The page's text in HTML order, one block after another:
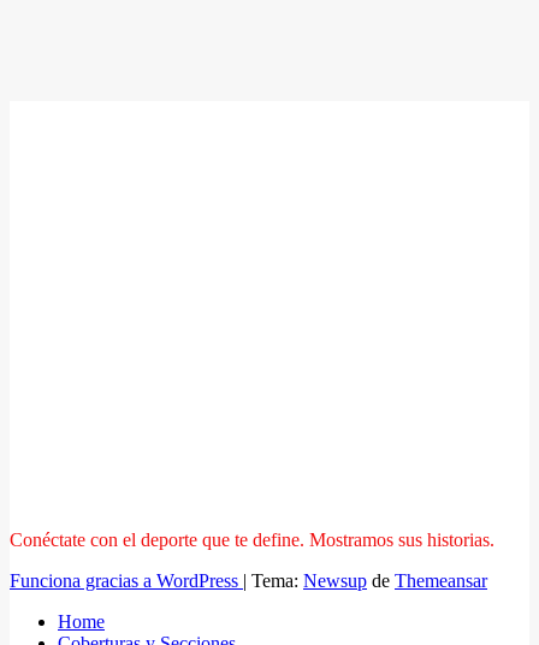
Conéctate con el deporte que te define. Mostramos sus historias.
Funciona gracias a WordPress | Tema: Newsup de Themeansar
Home